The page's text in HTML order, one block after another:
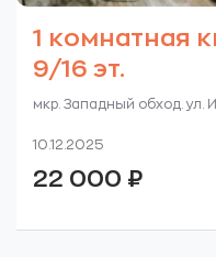
1 комнатная
9/16 эт.
мкр. Западный обход. ул.
10.12.2025
22 000 ₽